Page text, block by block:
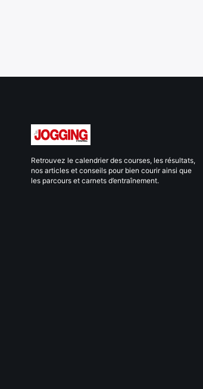
Retrouvez le calendrier des courses, les résultats,
nos articles et conseils pour bien courir ainsi que
les parcours et carnets d’entraînement.